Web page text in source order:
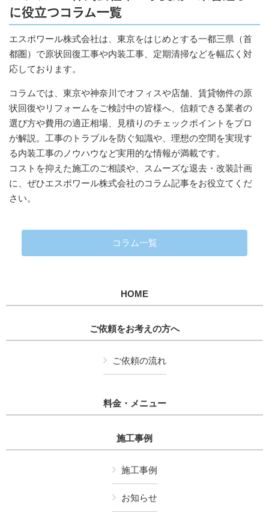
に役立つコラム一覧
エスポワール株式会社は、東京をはじめとする一都三県（首
都圏）で原状回復工事や内装工事、定期清掃などを幅広く対
応しております。
コラムでは、東京や神奈川でオフィスや店舗、賃貸物件の原
状回復やリフォームをご検討中の皆様へ、信頼できる業者の
選び方や費用の適正相場、見積りのチェックポイントをプロ
が解説。工事のトラブルを防ぐ知識や、理想の空間を実現す
る内装工事のノウハウなど実用的な情報が満載です。
コストを抑えた施工のご相談や、スムーズな退去・改装計画
に、ぜひエスポワール株式会社のコラム記事をお役立てくだ
さい。
コラム一覧
HOME
ご依頼をお考えの方へ
ご依頼の流れ
料金・メニュー
施工事例
施工事例
お知らせ